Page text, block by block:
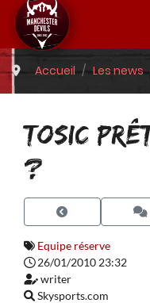
Accueil Les news
TOSIC
?
Equipe réserve
26/01/2010 23:32
writer
Skysports.com